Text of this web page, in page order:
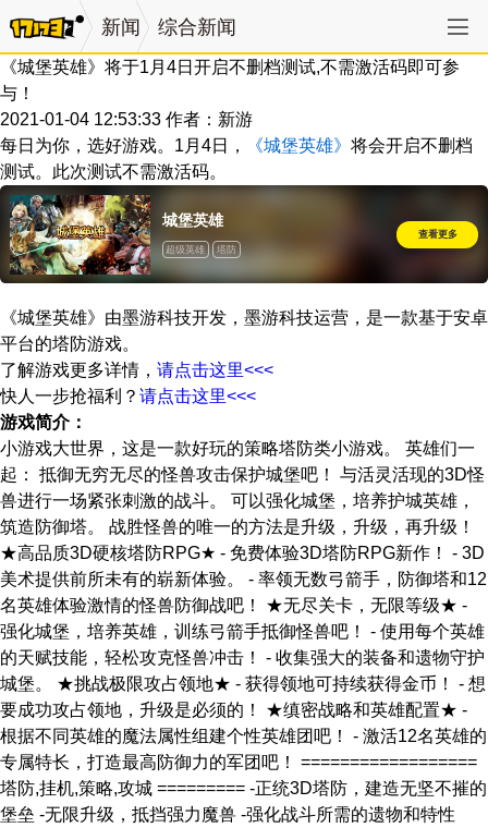
新闻 综合新闻
《城堡英雄》将于1月4日开启不删档测试,不需激活码即可参
与！
2021-01-04 12:53:33 作者：新游
每日为你，选好游戏。1月4日，
《城堡英雄》 将会开启不删档
测试。此次测试不需激活码。
城堡英雄
超级英雄
塔防
查看更多
《城堡英雄》由墨游科技开发，墨游科技运营，是一款基于安卓
平台的塔防游戏。
了解游戏更多详情， 请点击这里<<<
快人一步抢福利？ 请点击这里<<<
游戏简介：
小游戏大世界，这是一款好玩的策略塔防类小游戏。 英雄们一
起： 抵御无穷无尽的怪兽攻击保护城堡吧！ 与活灵活现的3D怪
兽进行一场紧张刺激的战斗。 可以强化城堡，培养护城英雄，
筑造防御塔。 战胜怪兽的唯一的方法是升级，升级，再升级！
★高品质3D硬核塔防RPG★ - 免费体验3D塔防RPG新作！ - 3D
美术提供前所未有的崭新体验。 - 率领无数弓箭手，防御塔和12
名英雄体验激情的怪兽防御战吧！ ★无尽关卡，无限等级★ -
强化城堡，培养英雄，训练弓箭手抵御怪兽吧！ - 使用每个英雄
的天赋技能，轻松攻克怪兽冲击！ - 收集强大的装备和遗物守护
城堡。 ★挑战极限攻占领地★ - 获得领地可持续获得金币！ - 想
要成功攻占领地，升级是必须的！ ★缜密战略和英雄配置★ -
根据不同英雄的魔法属性组建个性英雄团吧！ - 激活12名英雄的
专属特长，打造最高防御力的军团吧！ ==================
塔防,挂机,策略,攻城 ========= -正统3D塔防，建造无坚不摧的
堡垒 -无限升级，抵挡强力魔兽 -强化战斗所需的遗物和特性